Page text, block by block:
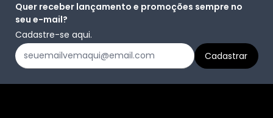
Quer receber lançamento e promoções sempre no
seu e-mail?
Cadastre-se aqui.